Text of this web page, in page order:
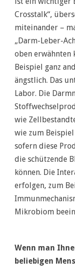
Crosstalk“,
miteinander –
„Darm-Leber-
oben erwähnten
Beispiel ganz
ängstlich. Das
Labor. Die
wie
wie zum
sofern diese
die schützende
können. Die
erfolgen, zum
Mikrobiom
Wenn man
beliebigen